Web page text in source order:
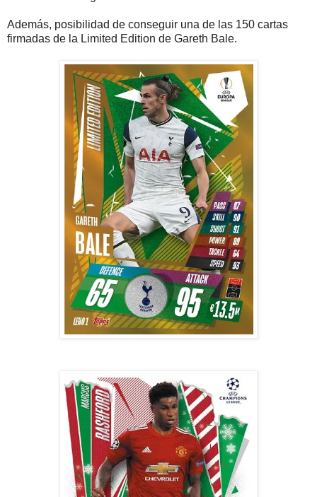
Además, posibilidad de conseguir una de las 150 cartas
firmadas de la Limited Edition de Gareth Bale.